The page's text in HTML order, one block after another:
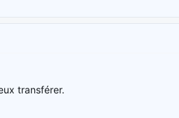
transférer.